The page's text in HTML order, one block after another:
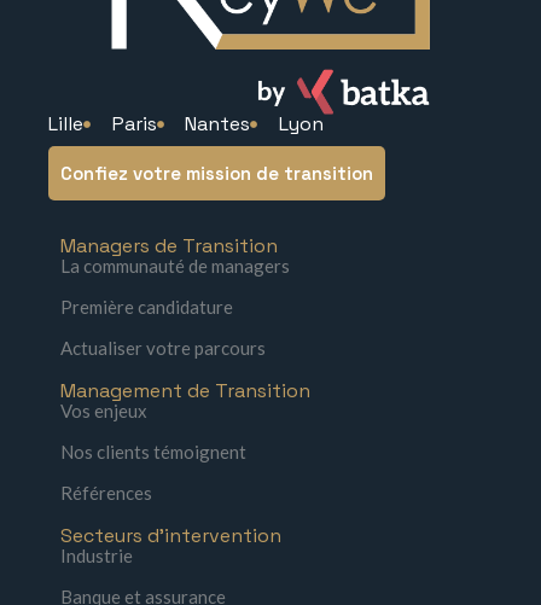
Lille Paris Nantes Lyon
Confiez votre mission de transition
Managers de Transition
La communauté de managers
Première candidature
Actualiser votre parcours
Management de Transition
Vos enjeux
Nos clients témoignent
Références
Secteurs d'intervention
Industrie
Banque et assurance